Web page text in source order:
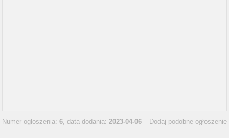
Numer ogłoszenia:6 , data dodania:2023-04-06 Dodaj podobne ogłoszenie